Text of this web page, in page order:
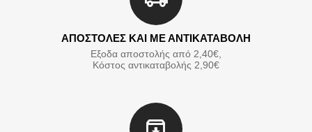
ΑΠΟΣΤΟΛΕΣ ΚΑΙ ΜΕ ΑΝΤΙΚΑΤΑΒΟΛΗ
Εξοδα αποστολής από 2,40€,
Κόστος αντικαταβολής 2,90€